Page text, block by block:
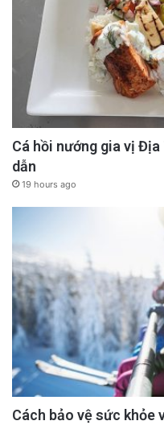
Cá hồi nướng gia vị
dẫn
19 hours ago
Cách bảo vệ sức khỏe